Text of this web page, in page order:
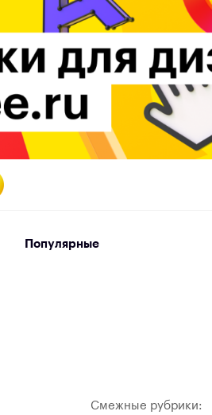
Популярные
Смежные рубрики: